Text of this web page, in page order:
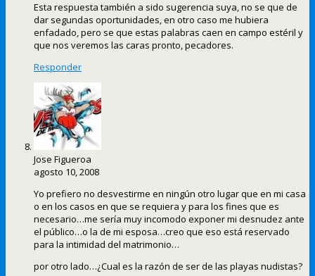
Esta respuesta también a sido sugerencia suya, no se que de
dar segundas oportunidades, en otro caso me hubiera
enfadado, pero se que estas palabras caen en campo estéril y
que nos veremos las caras pronto, pecadores.
Responder
Jose Figueroa
agosto 10, 2008
Yo prefiero no desvestirme en ningún otro lugar que en mi casa
o en los casos en que se requiera y para los fines que es
necesario…me sería muy incomodo exponer mi desnudez ante
el público…o la de mi esposa…creo que eso está reservado
para la intimidad del matrimonio…
por otro lado…¿Cual es la razón de ser de las playas nudistas?